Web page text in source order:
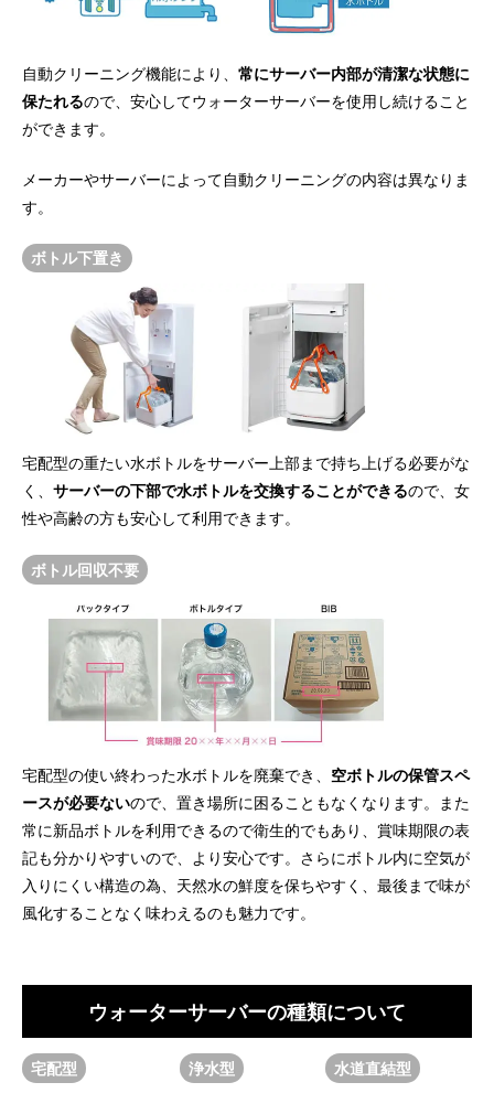
自動クリーニング機能により、 常にサーバー内部が清潔な状態に
保たれるので、安心してウォーターサーバーを使用し続けること
ができます。
メーカーやサーバーによって自動クリーニングの内容は異なりま
す。
ボトル下置き
宅配型の重たい水ボトルをサーバー上部まで持ち上げる必要がな
く、 サーバーの下部で水ボトルを交換することができるので、女
性や高齢の方も安心して利用できます。
ボトル回収不要
宅配型の使い終わった水ボトルを廃棄でき、 空ボトルの保管スペ
ースが必要ないので、置き場所に困ることもなくなります。また
常に新品ボトルを利用できるので衛生的でもあり、賞味期限の表
記も分かりやすいので、より安心です。さらにボトル内に空気が
入りにくい構造の為、天然水の鮮度を保ちやすく、最後まで味が
風化することなく味わえるのも魅力です。
ウォーターサーバーの種類について
宅配型 浄水型 水道直結型